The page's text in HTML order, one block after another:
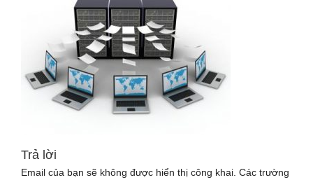
Trả lời
Email của bạn sẽ không được hiển thị công khai. Các trường